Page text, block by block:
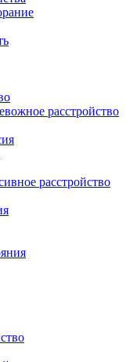
расстройство
расстройство